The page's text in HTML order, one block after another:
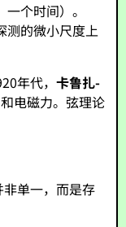
个时间）。
测的微小尺度上
年代，卡鲁扎-
电磁力。弦理论
单一，而是存